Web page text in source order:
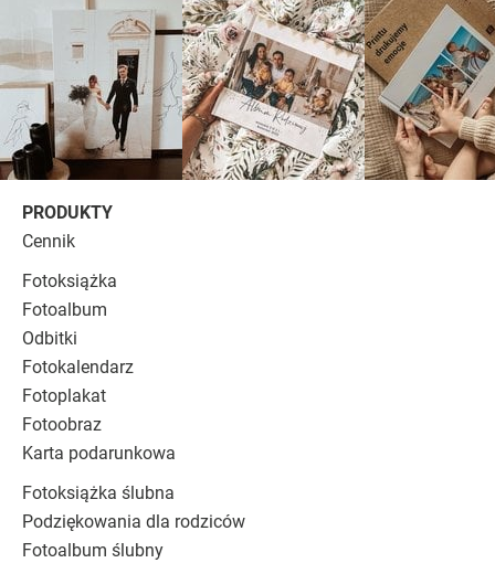
PRODUKTY
Cennik
Fotoksiążka
Fotoalbum
Odbitki
Fotokalendarz
Fotoplakat
Fotoobraz
Karta podarunkowa
Fotoksiążka ślubna
Podziękowania dla rodziców
Fotoalbum ślubny